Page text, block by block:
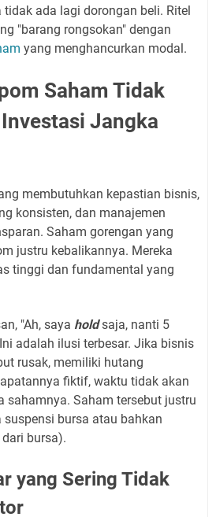
tidak ada lagi dorongan beli. Ritel
"barang rongsokan" dengan
yang menghancurkan modal.
Saham Tidak
Jangka
membutuhkan kepastian bisnis,
konsisten, dan manajemen
Saham gorengan yang
justru kebalikannya. Mereka
tinggi dan fundamental yang
"Ah, saya holdsaja, nanti 5
adalah ilusi terbesar. Jika bisnis
rusak, memiliki hutang
fiktif, waktu tidak akan
sahamnya. Saham tersebut justru
bursa atau bahkan
bursa).
yang Sering Tidak